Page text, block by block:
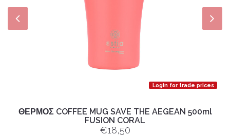
Login for trade prices
ΘΕΡΜΟΣ COFFEE MUG SAVE THE AEGEAN 500ml
FUSION CORAL
€18,50